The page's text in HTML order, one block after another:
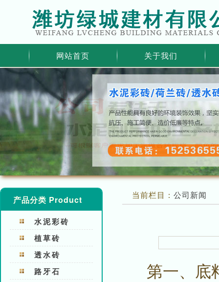
网站首页 关于我们
产品分类 Product
水泥彩砖
植草砖
透水砖
路牙石
当前栏目： 公司新闻
第一、底